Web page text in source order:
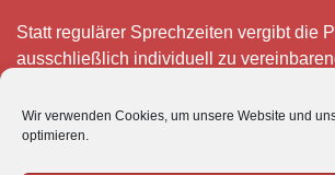
Wir verwenden Cookies, um unsere Website und
optimieren.
Statt regulärer Sprechzeiten vergibt die
ausschließlich individuell zu
– 12 und 15 – 18 Uhr.